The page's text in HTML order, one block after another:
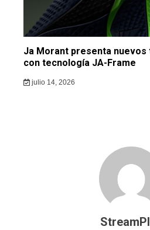
Ja Morant presenta nuevos
con tecnología JA-Frame
julio 14, 2026